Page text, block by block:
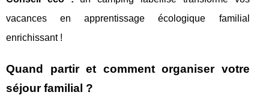
vacances en apprentissage écologique familial
enrichissant !
Quand partir et comment organiser votre
séjour familial ?